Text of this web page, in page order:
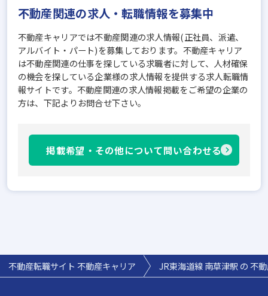
不動産関連の求人・転職情報を募集中
不動産キャリアでは不動産関連の求人情報(正社員、派遣、
アルバイト・パート)を募集しております。不動産キャリア
は不動産関連の仕事を探している求職者に対して、人材確保
の機会を探している企業様の求人情報を提供する求人転職情
報サイトです。不動産関連の求人情報掲載をご希望の企業の
方は、下記よりお問合せ下さい。
掲載希望・その他について問い合わせる
不動産転職サイト 不動産キャリア JR東海道線 南草津駅 の 不